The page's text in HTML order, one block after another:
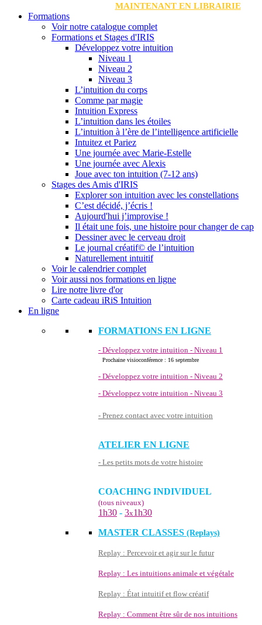
MAINTENANT EN LIBRAIRIE
Formations
Voir notre catalogue complet
Formations et Stages d'IRIS
Développez votre intuition
Niveau 1
Niveau 2
Niveau 3
L’intuition du corps
Comme par magie
Intuition Express
L’intuition dans les étoiles
L’intuition à l’ère de l’intelligence artificielle
Intuitez et Pariez
Une journée avec Marie-Estelle
Une journée avec Alexis
Joue avec ton intuition (7-12 ans)
Stages des Amis d'IRIS
Explorer son intuition avec les constellations
C’est décidé, j’écris !
Aujourd'hui j’improvise !
Il était une fois, une histoire pour changer de cap
Dessiner avec le cerveau droit
Le journal créatif© de l’intuition
Naturellement intuitif
Voir le calendrier complet
Voir aussi nos formations en ligne
Lire notre livre d'or
Carte cadeau iRiS Intuition
En ligne
FORMATIONS EN LIGNE
- Développez votre intuition - Niveau 1
Prochaine visioconférence : 16 septembre
- Développez votre intuition - Niveau 2
- Développez votre intuition - Niveau 3
- Prenez contact avec votre intuition
ATELIER EN LIGNE
- Les petits mots de votre histoire
COACHING INDIVIDUEL
(tous niveaux)
1h30 - 3x1h30
MASTER CLASSES (Replays)
Replay : Percevoir et agir sur le futur
Replay : Les intuitions animale et végétale
Replay : État intuitif et flow créatif
Replay : Comment être sûr de nos intuitions